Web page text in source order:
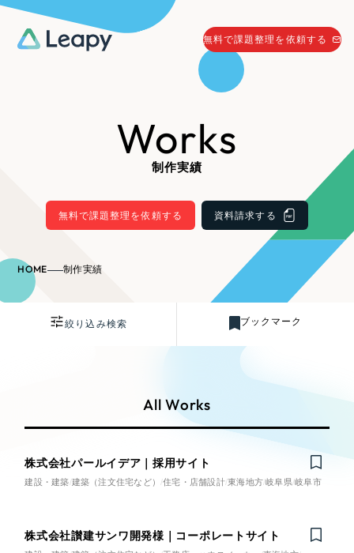
Service
ウハウ」を残す資産型DX支援をご提供しま
お役立ち情報
無料で課題整理を依頼する
058-215-0066
24時間受付
資料請求する
リーピーが選ばれる理由
採用サイト制作
ブランドサイト制作
ブランディング支援
Company
制作実績
Works
無料で課題整理を依頼する 資料請求する
HOME 制作実績
絞り込み検索 ブックマーク
制作内容
コーポレート・企業サイト
ブランドサイト・サービスサイ
ト
All Works
株式会社パールイデア｜採用サイト
建設・建築 建築（注文住宅など） 住宅・店舗設計 東海地方 岐阜県 岐阜市
株式会社讃建サンワ開発様｜コーポレートサイト